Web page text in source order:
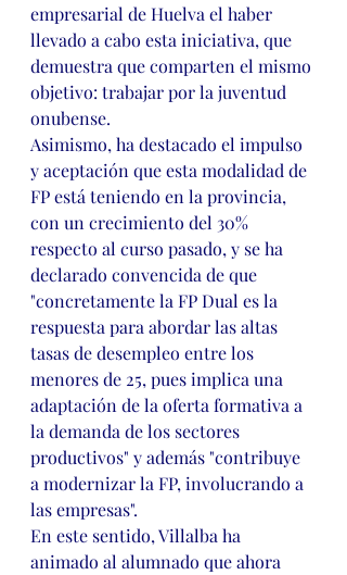
empresarial de Huelva el haber
llevado a cabo esta iniciativa, que
demuestra que comparten el mismo
objetivo: trabajar por la juventud
onubense.
Asimismo, ha destacado el impulso
y aceptación que esta modalidad de
FP está teniendo en la provincia,
con un crecimiento del 30%
respecto al curso pasado, y se ha
declarado convencida de que
"concretamente la FP Dual es la
respuesta para abordar las altas
tasas de desempleo entre los
menores de 25, pues implica una
adaptación de la oferta formativa a
la demanda de los sectores
productivos" y además "contribuye
a modernizar la FP, involucrando a
las empresas".
En este sentido, Villalba ha
animado al alumnado que ahora